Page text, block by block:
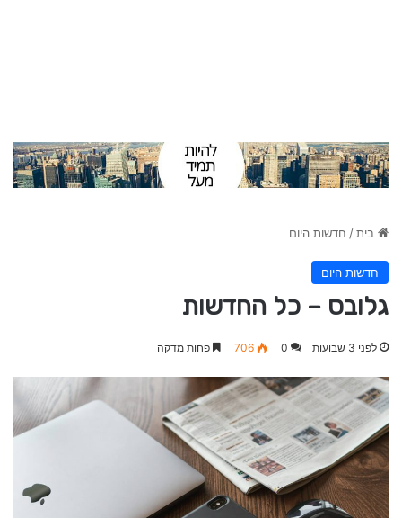
בית/ חדשות היום
חדשות היום
גלובס – כל החדשות
לפני 3 שבועות 0
706 פחות מדקה